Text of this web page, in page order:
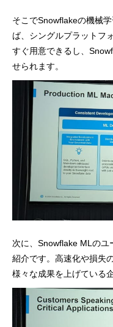
そこでSnowflakeの機械
ば、シングルプラットフ
すぐ用意できるし、
せられます。
次に、Snowflake MLの
紹介です。高速化や損失
様々な成果を上げている